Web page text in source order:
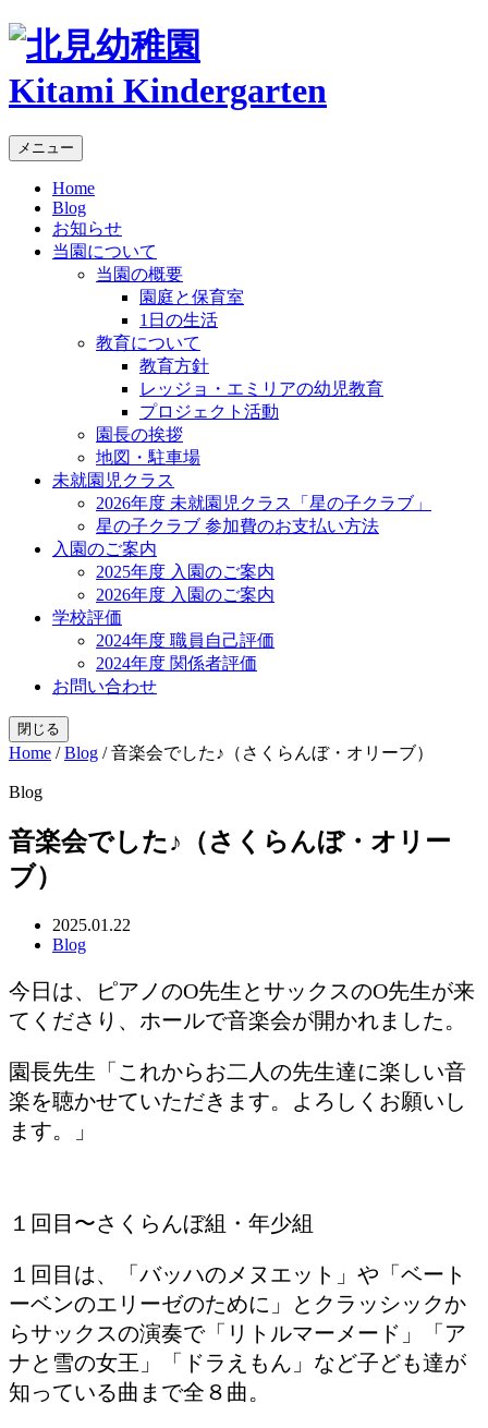
Kitami Kindergarten
メニュー
Home
Blog
お知らせ
当園について
当園の概要
園庭と保育室
1日の生活
教育について
教育方針
レッジョ・エミリアの幼児教育
プロジェクト活動
園長の挨拶
地図・駐車場
未就園児クラス
2026年度 未就園児クラス「星の子クラブ」
星の子クラブ 参加費のお支払い方法
入園のご案内
2025年度 入園のご案内
2026年度 入園のご案内
学校評価
2024年度 職員自己評価
2024年度 関係者評価
お問い合わせ
閉じる
Home /Blog /音楽会でした♪（さくらんぼ・オリーブ）
Blog
音楽会でした♪（さくらんぼ・オリー
ブ）
2025.01.22
Blog
今日は、ピアノのO先生とサックスのO先生が来
てくださり、ホールで音楽会が開かれました。
園長先生「これからお二人の先生達に楽しい音
楽を聴かせていただきます。よろしくお願いし
ます。」
１回目〜さくらんぼ組・年少組
１回目は、「バッハのメヌエット」や「ベート
ーベンのエリーゼのために」とクラッシックか
らサックスの演奏で「リトルマーメード」「ア
ナと雪の女王」「ドラえもん」など子ども達が
知っている曲まで全８曲。